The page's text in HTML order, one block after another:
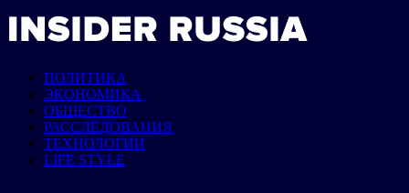
ПОЛИТИКА
ЭКОНОМИКА
ОБЩЕСТВО
РАССЛЕДОВАНИЯ
ТЕХНОЛОГИИ
LIFE STYLE